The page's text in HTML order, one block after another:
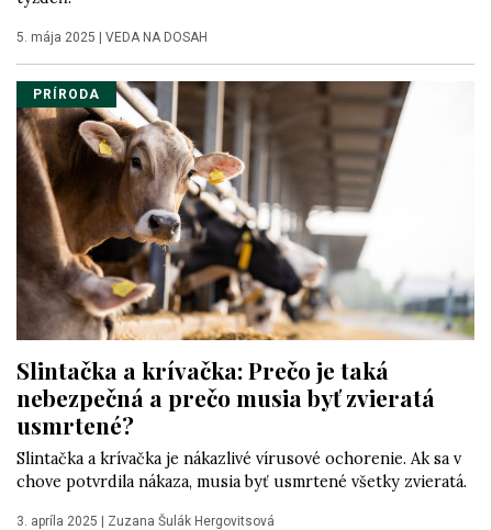
5. mája 2025 | VEDA NA DOSAH
PRÍRODA
Slintačka a krívačka: Prečo je taká
nebezpečná a prečo musia byť zvieratá
usmrtené?
Slintačka a krívačka je nákazlivé vírusové ochorenie. Ak sa v
chove potvrdila nákaza, musia byť usmrtené všetky zvieratá.
3. apríla 2025 Zuzana Šulák Hergovitsová